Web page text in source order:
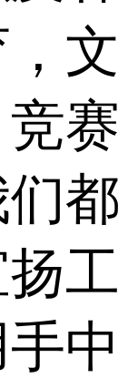
文
赛
都
工
中